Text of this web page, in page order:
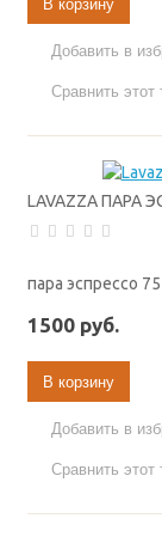
В корзину
Добавить в
Сравнить этот
LAVAZZA ПАРА
пара эспрессо
1500 руб.
В корзину
Добавить в
Сравнить этот